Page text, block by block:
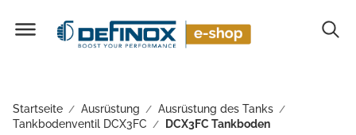
Startseite / Ausrüstung / Ausrüstung des Tanks /
Tankbodenventil DCX3FC / DCX3FC Tankboden